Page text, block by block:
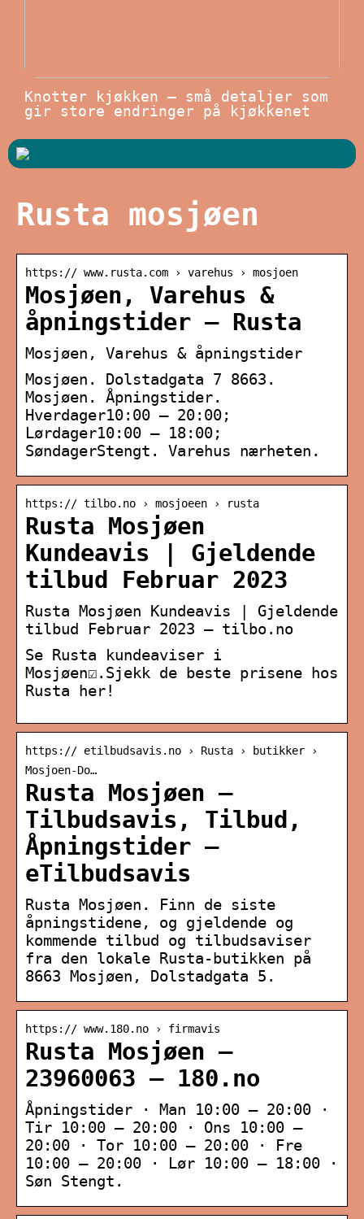
Knotter kjøkken – små detaljer som
gir store endringer på kjøkkenet
Rusta mosjøen
https:// www.rusta.com › varehus › mosjoen
Mosjøen, Varehus &
åpningstider – Rusta
Mosjøen, Varehus & åpningstider
Mosjøen. Dolstadgata 7 8663.
Mosjøen. Åpningstider.
Hverdager10:00 – 20:00;
Lørdager10:00 – 18:00;
SøndagerStengt. Varehus nærheten.
https:// tilbo.no › mosjoeen › rusta
Rusta Mosjøen
Kundeavis | Gjeldende
tilbud Februar 2023
Rusta Mosjøen Kundeavis | Gjeldende
tilbud Februar 2023 – tilbo.no
Se Rusta kundeaviser i
Mosjøen☑️.Sjekk de beste prisene hos
Rusta her!
https:// etilbudsavis.no › Rusta › butikker ›
Mosjoen-Do…
Rusta Mosjøen –
Tilbudsavis, Tilbud,
Åpningstider –
eTilbudsavis
Rusta Mosjøen. Finn de siste
åpningstidene, og gjeldende og
kommende tilbud og tilbudsaviser
fra den lokale Rusta-butikken på
8663 Mosjøen, Dolstadgata 5.
https:// www.180.no › firmavis
Rusta Mosjøen –
23960063 – 180.no
Åpningstider · Man 10:00 – 20:00 ·
Tir 10:00 – 20:00 · Ons 10:00 –
20:00 · Tor 10:00 – 20:00 · Fre
10:00 – 20:00 · Lør 10:00 – 18:00 ·
Søn Stengt.